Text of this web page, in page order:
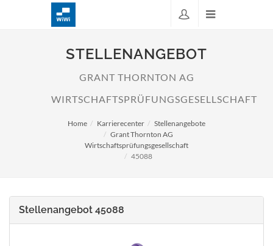
STELLENANGEBOT
GRANT THORNTON AG
WIRTSCHAFTSPRÜFUNGSGESELLSCHAFT
Home Karrierecenter
Stellenangebote
Grant Thornton AG
Wirtschaftsprüfungsgesellschaft
45088
Stellenangebot 45088